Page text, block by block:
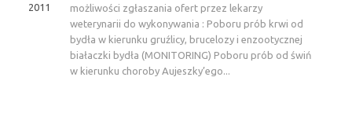
2011
możliwości zgłaszania ofert przez lekarzy
weterynarii do wykonywania : Poboru prób krwi od
bydła w kierunku gruźlicy, brucelozy i enzootycznej
białaczki bydła (MONITORING) Poboru prób od świń
w kierunku choroby Aujeszky’ego...